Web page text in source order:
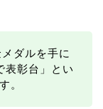
ダルを手に
表彰台」とい
。